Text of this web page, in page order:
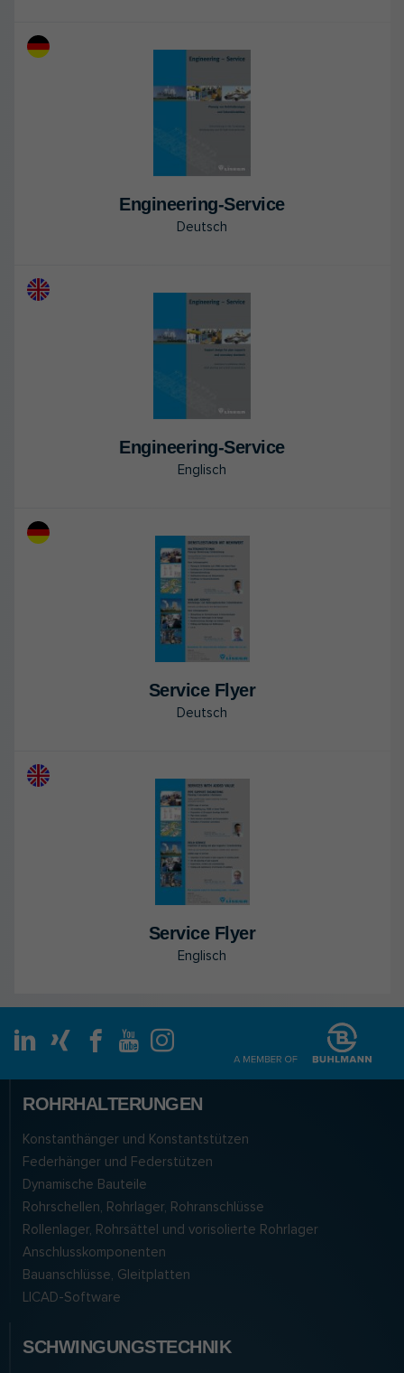
En­gi­nee­ring-Ser­vice
Deutsch
En­gi­nee­ring-Ser­vice
Englisch
Ser­vice Flyer
Deutsch
Ser­vice Flyer
Englisch
ROHRHALTERUNGEN
Konstanthänger und Konstantstützen
Federhänger und Federstützen
Dynamische Bauteile
Rohrschellen, Rohrlager, Rohranschlüsse
Rollenlager, Rohrsättel und vorisolierte Rohrlager
Anschlusskomponenten
Bauanschlüsse, Gleitplatten
LICAD-Software
SCHWINGUNGSTECHNIK